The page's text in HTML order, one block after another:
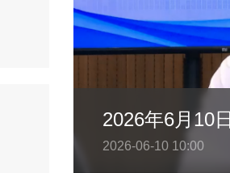
2026-06-10 10:00